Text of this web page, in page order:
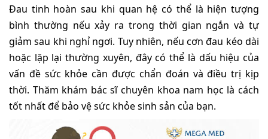
Đau tinh hoàn sau khi quan hệ có thể là hiện tượng
bình thường nếu xảy ra trong thời gian ngắn và tự
giảm sau khi nghỉ ngơi. Tuy nhiên, nếu cơn đau kéo dài
hoặc lặp lại thường xuyên, đây có thể là dấu hiệu của
vấn đề sức khỏe cần được chẩn đoán và điều trị kịp
thời. Thăm khám bác sĩ chuyên khoa nam học là cách
tốt nhất để bảo vệ sức khỏe sinh sản của bạn.